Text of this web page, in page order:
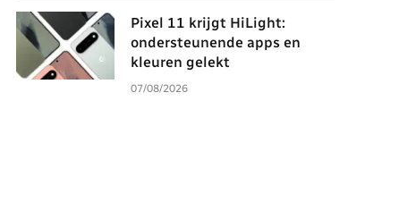
Pixel 11 krijgt HiLight:
ondersteunende apps en
kleuren gelekt
07/08/2026